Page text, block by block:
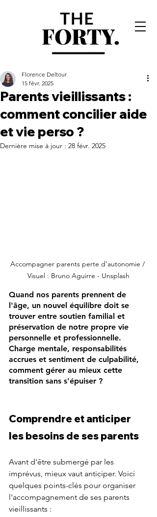
Parents vieillissants :
comment concilier aide
et vie perso ?
Florence Deltour
15 févr. 2025
Dernière mise à jour : 28 févr. 2025
Accompagner parents perte d'autonomie /
Visuel : Bruno Aguirre - Unsplash
Quand nos parents prennent de
l'âge, un nouvel équilibre doit se
trouver entre soutien familial et
préservation de notre propre vie
personnelle et professionnelle.
Charge mentale, responsabilités
accrues et sentiment de culpabilité,
comment gérer au mieux cette
transition sans s'épuiser ?
Comprendre et anticiper
les besoins de ses parents
Avant d'être submergé par les
imprévus, mieux vaut anticiper. Voici
quelques points-clés pour organiser
l'accompagnement de ses parents
vieillissants :